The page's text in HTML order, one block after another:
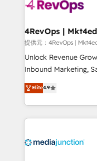
requirement).
提供元：4RevOps |
Unlock Revenue
Inbound Marketing,
specialize in driving
across industries
and customer
methodologies. As
offer unparalleled insights.
Elite4.9